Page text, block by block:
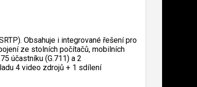
Obsahuje i integrované řešení pro
ze stolních počítačů, mobilních
účastníku (G.711) a 2
4 video zdrojů + 1 sdílení